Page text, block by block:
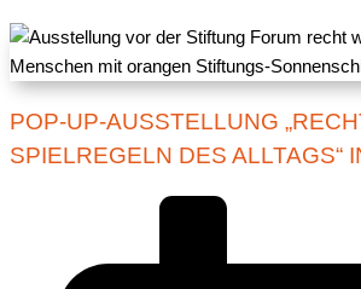
POP-UP-AUSSTELLUNG
SPIELREGELN DES ALLTAGS“